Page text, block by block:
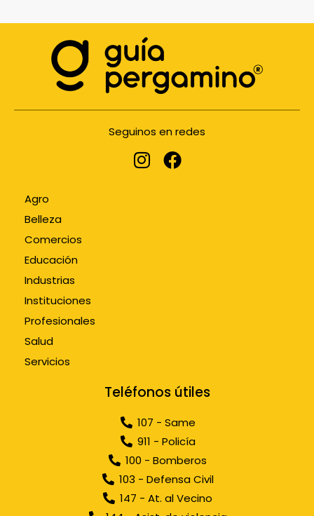
Seguinos en redes
Agro
Belleza
Comercios
Educación
Industrias
Instituciones
Profesionales
Salud
Servicios
Teléfonos útiles
107 - Same
911 - Policía
100 - Bomberos
103 - Defensa Civil
147 - At. al Vecino